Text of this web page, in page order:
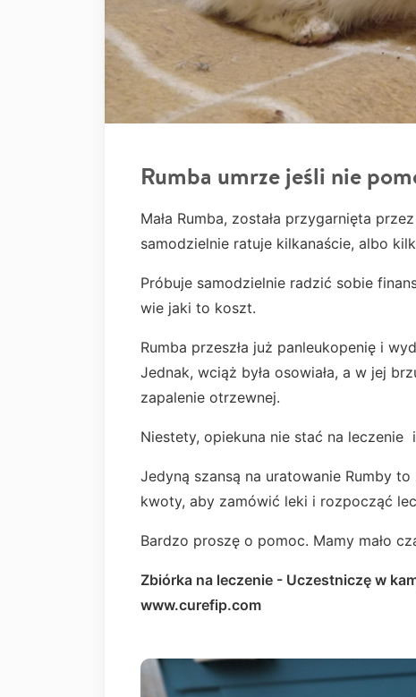
Rumba umrze jeśli nie
Mała Rumba, została przygarnięta
samodzielnie ratuje kilkanaście, albo
Próbuje samodzielnie radzić sobie
wie jaki to koszt.
Rumba przeszła już panleukopenię i
Jednak, wciąż była osowiała, a w jej
zapalenie otrzewnej.
Niestety, opiekuna nie stać na leczenie
Jedyną szansą na uratowanie Rumby
kwoty, aby zamówić leki i rozpocząć
Bardzo proszę o pomoc. Mamy mało
Zbiórka na leczenie - Uczestniczę w
www.curefip.com